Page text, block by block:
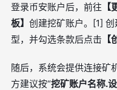
登录币安账户后，前往
板】 创建挖矿账户。[1]
型，并勾选条款后点击 【
随后，系统会提供连接矿
方建议按“挖矿账户名称.